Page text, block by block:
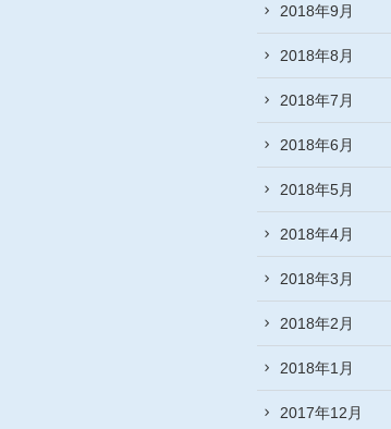
2018年9月
2018年8月
2018年7月
2018年6月
2018年5月
2018年4月
2018年3月
2018年2月
2018年1月
2017年12月